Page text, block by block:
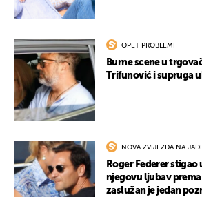
OPET PROBLEMI
Burne scene u
Trifunović i supruga
NOVA ZVIJEZDA NA
Roger Federer stigao
njegovu ljubav
zaslužan je jedan
UKLJUČITE